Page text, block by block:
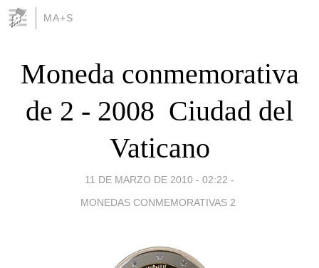
MA+S
Moneda conmemorativa
de 2 - 2008  Ciudad del
Vaticano
11 DE MARZO DE 2010 - 02:22 -
MONEDAS CONMEMORATIVAS 2 